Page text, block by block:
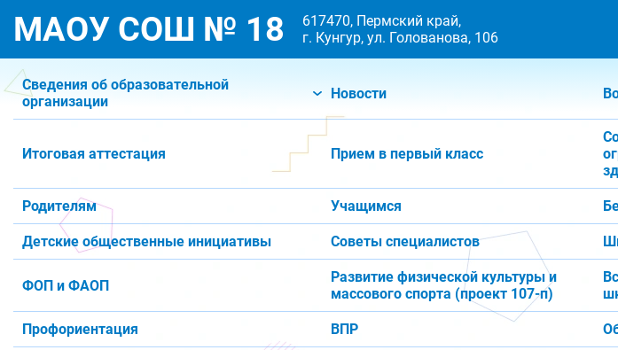
МАОУ СОШ № 18
617470, Пермский край,
г. Кунгур, ул. Голованова, 106
Сведения об образовательной
организации
Новости
Итоговая аттестация Прием в первый класс
Родителям Учащимся
Детские общественные инициативы Советы специалистов
ФОП и ФАОП
Развитие физической культуры и
массового спорта (проект 107-п)
Профориентация ВПР